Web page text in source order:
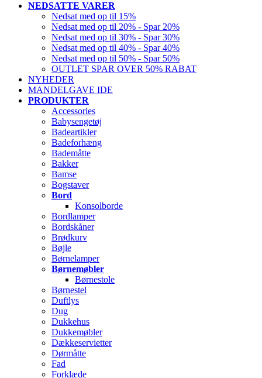
NEDSATTE VARER
Nedsat med op til 15%
Nedsat med op til 20% - Spar 20%
Nedsat med op til 30% - Spar 30%
Nedsat med op til 40% - Spar 40%
Nedsat med op til 50% - Spar 50%
OUTLET SPAR OVER 50% RABAT
NYHEDER
MANDELGAVE IDE
PRODUKTER
Accessories
Babysengetøj
Badeartikler
Badeforhæng
Bademåtte
Bakker
Bamse
Bogstaver
Bord
Konsolborde
Bordlamper
Bordskåner
Brødkurv
Bøjle
Børnelamper
Børnemøbler
Børnestole
Børnestel
Duftlys
Dug
Dukkehus
Dukkemøbler
Dækkeservietter
Dørmåtte
Fad
Forklæde